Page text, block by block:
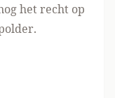
het recht op